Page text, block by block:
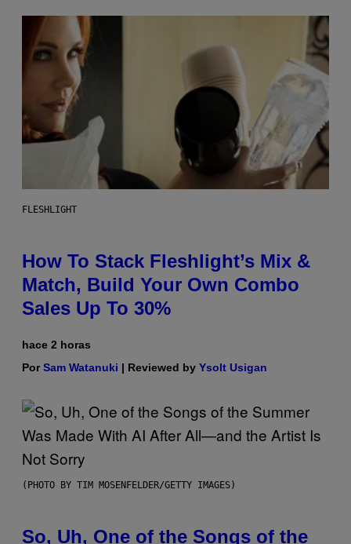
FLESHLIGHT
How To Stack Fleshlight’s Mix &
Match, Build Your Own Combo
Sales Up To 30%
hace 2 horas
PorSam Watanuki | Reviewed by Ysolt Usigan
(PHOTO BY TIM MOSENFELDER/GETTY IMAGES)
So, Uh, One of the Songs of the